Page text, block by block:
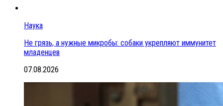
Наука
Не грязь, а нужные микробы: собаки укрепляют иммунитет
младенцев
07.08.2026